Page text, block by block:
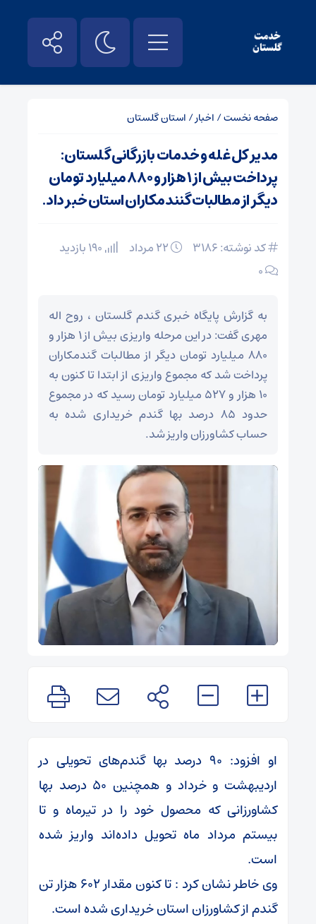
صفحه نخست/ اخبار/ استان گلستان
مدیر کل غله و خدمات بازرگانی گلستان:
پرداخت بیش از ۱ هزار و ۸۸۰ میلیارد تومان
دیگر از مطالبات گنندمکاران استان خبر داد.
کد نوشته: 3186
۰
به گزارش پایگاه خبری گندم گلستان ، روح اله
مهری گفت: در این مرحله واریزی بیش از ۱ هزار و
۸۸۰ میلیارد تومان دیگر از مطالبات گندمکاران
پرداخت شد که مجموع واریزی از ابتدا تا کنون به
۱۰ هزار و ۵۲۷ میلیارد تومان رسید که در مجموع
حدود ۸۵ درصد بها گندم خریداری شده به
حساب کشاورزان واریز شد.
او افزود: ۹۰ درصد بها گندم‌های تحویلی در
اردیبهشت و خرداد و همچنین ۵۰ درصد بها
کشاورزانی که محصول خود را در تیرماه و تا
بیستم مرداد ماه تحویل داده‌اند واریز شده
است.
وی خاطر نشان کرد : تا کنون مقدار ۶۰۲ هزار تن
گندم از کشاورزان استان خریداری شده است.